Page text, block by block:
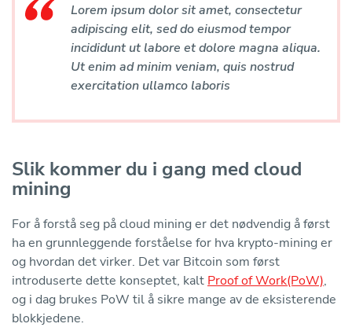
Lorem ipsum dolor sit amet, consectetur
adipiscing elit, sed do eiusmod tempor
incididunt ut labore et dolore magna aliqua.
Ut enim ad minim veniam, quis nostrud
exercitation ullamco laboris
Slik kommer du i gang med cloud
mining
For å forstå seg på cloud mining er det nødvendig å først
ha en grunnleggende forståelse for hva krypto-mining er
og hvordan det virker. Det var Bitcoin som først
introduserte dette konseptet, kalt Proof of Work(PoW),
og i dag brukes PoW til å sikre mange av de eksisterende
blokkjedene.